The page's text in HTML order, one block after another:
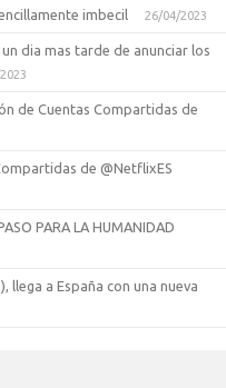
imbecil 26/04/2023
dia mas tarde de anunciar los
de Cuentas Compartidas de
de @NetflixES
PARA LA HUMANIDAD
llega a España con una nueva